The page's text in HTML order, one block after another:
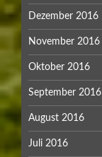
Dezember 2016
November 2016
Oktober 2016
September 2016
August 2016
Juli 2016